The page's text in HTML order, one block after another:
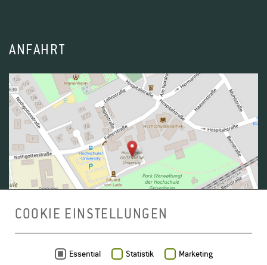
ANFAHRT
OpenStreetMap - Veröffentlicht unterODbL
COOKIE EINSTELLUNGEN
Essential Statistik Marketing